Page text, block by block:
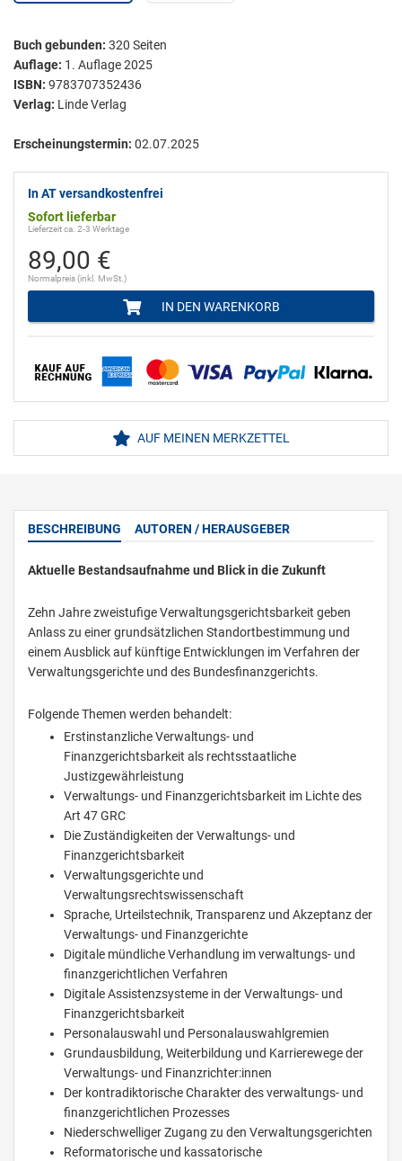
Buch gebunden: 320 Seiten
Auflage: 1. Auflage 2025
ISBN: 9783707352436
Verlag: Linde Verlag
Erscheinungstermin: 02.07.2025
In AT versandkostenfrei
Sofort lieferbar
Lieferzeit ca. 2-3 Werktage
89,00 €
Normalpreis (inkl. MwSt.)
IN DEN WARENKORB
AUF MEINEN MERKZETTEL
BESCHREIBUNG AUTOREN / HERAUSGEBER
Aktuelle Bestandsaufnahme und Blick in die Zukunft
Zehn Jahre zweistufige Verwaltungsgerichtsbarkeit geben
Anlass zu einer grundsätzlichen Standortbestimmung und
einem Ausblick auf künftige Entwicklungen im Verfahren der
Verwaltungsgerichte und des Bundesfinanzgerichts.
Folgende Themen werden behandelt:
Erstinstanzliche Verwaltungs- und
Finanzgerichtsbarkeit als rechtsstaatliche
Justizgewährleistung
Verwaltungs- und Finanzgerichtsbarkeit im Lichte des
Art 47 GRC
Die Zuständigkeiten der Verwaltungs- und
Finanzgerichtsbarkeit
Verwaltungsgerichte und
Verwaltungsrechtswissenschaft
Sprache, Urteilstechnik, Transparenz und Akzeptanz der
Verwaltungs- und Finanzgerichte
Digitale mündliche Verhandlung im verwaltungs- und
finanzgerichtlichen Verfahren
Digitale Assistenzsysteme in der Verwaltungs- und
Finanzgerichtsbarkeit
Personalauswahl und Personalauswahlgremien
Grundausbildung, Weiterbildung und Karrierewege der
Verwaltungs- und Finanzrichter:innen
Der kontradiktorische Charakter des verwaltungs- und
finanzgerichtlichen Prozesses
Niederschwelliger Zugang zu den Verwaltungsgerichten
Reformatorische und kassatorische